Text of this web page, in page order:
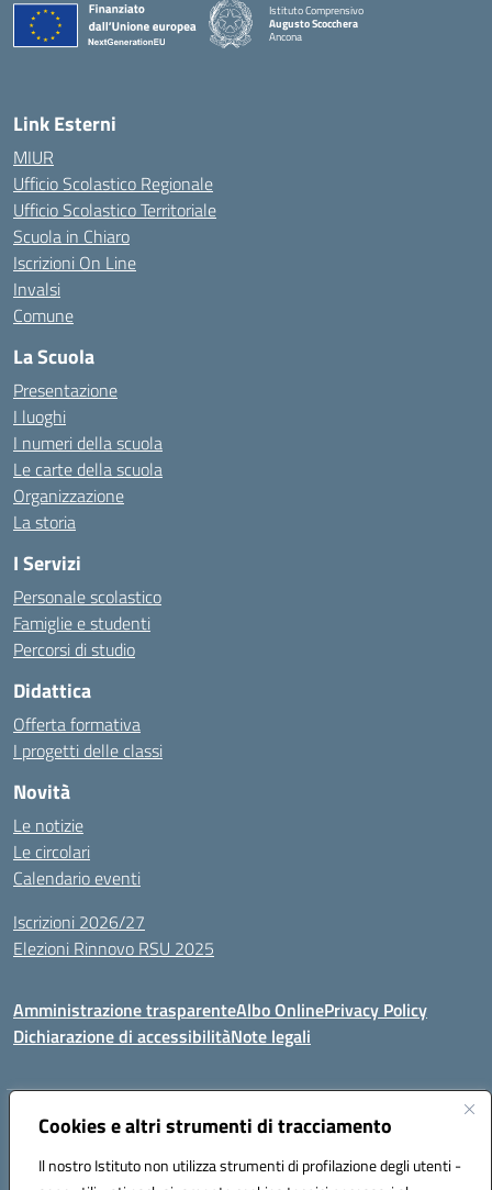
Cookies e altri strumenti di tracciamento
Il nostro Istituto non utilizza strumenti di profilazione degli utenti -
Istituto Comprensivo
Augusto Scocchera
Ancona
Link Esterni
MIUR
Ufficio Scolastico Regionale
Ufficio Scolastico Territoriale
Scuola in Chiaro
Iscrizioni On Line
Invalsi
Comune
La Scuola
Presentazione
I luoghi
I numeri della scuola
Le carte della scuola
Organizzazione
La storia
I Servizi
Personale scolastico
Famiglie e studenti
Percorsi di studio
Didattica
Offerta formativa
I progetti delle classi
Novità
Le notizie
Le circolari
Calendario eventi
Iscrizioni 2026/27
Elezioni Rinnovo RSU 2025
Amministrazione trasparenteAlbo OnlinePrivacy Policy
Dichiarazione di accessibilitàNote legali
Indirizzo:Via Cadore 1, 60124 Ancona
Posta elettronica certificata (PEC):anic81100g@pec.istruzione.it